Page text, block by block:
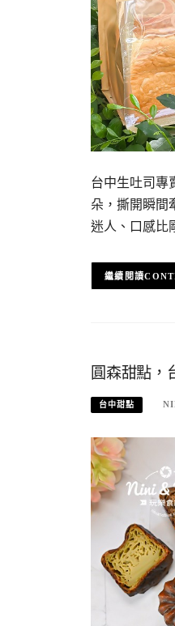
台中生吐司專
朵，撕開瞬間
迷人、口感比
圓森甜點，
台中甜點